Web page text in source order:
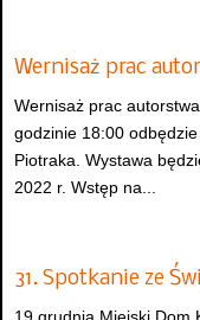
Wernisaż prac
Wernisaż prac
godzinie 18:00
Piotraka. Wystawa
2022 r. Wstęp na...
31. Spotkanie ze